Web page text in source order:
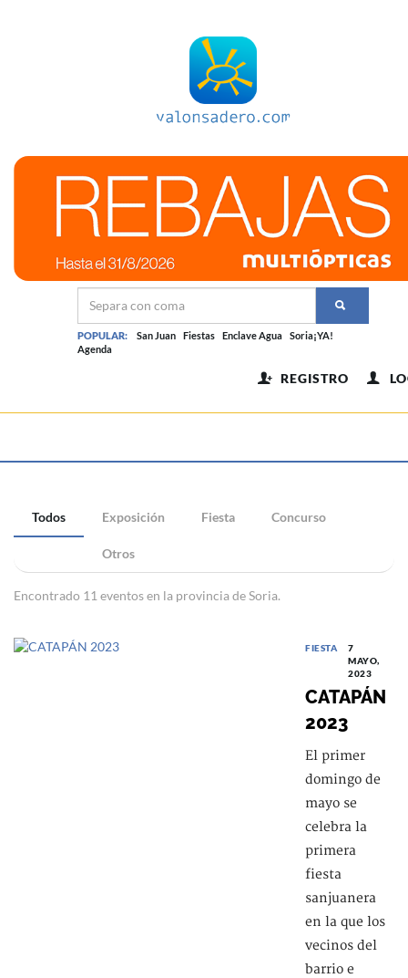
POPULAR: San Juan Fiestas Enclave Agua
Soria¡YA!
Agenda
REGISTRO
Todos Exposición Fiesta Concurso
Otros
Encontrado 11 eventos en la provincia de Soria.
FIESTA
7
MAYO,
2023
CATAPÁN
2023
El primer
domingo de
mayo se
celebra la
primera
fiesta
sanjuanera
en la que los
vecinos del
barrio e